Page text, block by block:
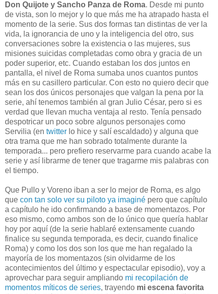
Don Quijote y Sancho Panza de Roma. Desde mi punto
de vista, son lo mejor y lo que más me ha atrapado hasta el
momento de la serie. Sus dos formas tan distintas de ver la
vida, la ignorancia de uno y la inteligencia del otro, sus
conversaciones sobre la existencia o las mujeres, sus
misiones suicidas completadas como obra y gracia de un
poder superior, etc. Cuando estaban los dos juntos en
pantalla, el nivel de Roma sumaba unos cuantos puntos
más en su casillero particular. Con esto no quiero decir que
sean los dos únicos personajes que valgan la pena por la
serie, ahí tenemos también al gran Julio César, pero si es
verdad que llevan mucha ventaja al resto. Tenía pensado
despotricar un poco sobre algunos personajes como
Servilia (en twitter lo hice y salí escaldado) y alguna que
otra trama que me han sobrado totalmente durante la
temporada... pero prefiero reservarme para cuando acabe la
serie y así librarme de tener que tragarme mis palabras con
el tiempo.
Que Pullo y Voreno iban a ser lo mejor de Roma, es algo
que con tan solo ver su piloto ya imaginé pero que capítulo
a capítulo he ido confirmando a base de momentazos. Por
eso mismo, como ambos son de lo único que quería hablar
hoy por aquí (de la serie hablaré extensamente cuando
finalice su segunda temporada, es decir, cuando finalice
Roma) y como los dos son los que me han regalado la
mayoría de los momentazos (sin olvidarme de los
acontecimientos del último y espectacular episodio), voy a
aprovechar para seguir ampliando mi recopilación de
momentos míticos de series, trayendo mi escena favorita